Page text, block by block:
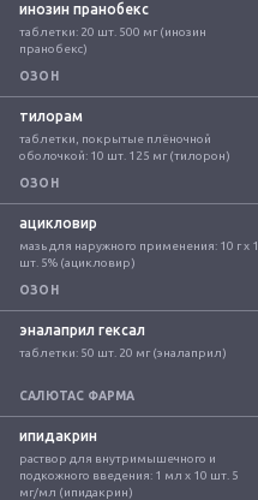
инозин пранобекс
таблетки: 20 шт. 500 мг (инозин
пранобекс)
ОЗОН
тилорам
таблетки, покрытые плёночной
оболочкой: 10 шт. 125 мг (тилорон)
ОЗОН
ацикловир
мазь для наружного применения: 10 г x 1
шт. 5% (ацикловир)
ОЗОН
эналаприл гексал
таблетки: 50 шт. 20 мг (эналаприл)
САЛЮТАС ФАРМА
ипидакрин
раствор для внутримышечного и
подкожного введения: 1 мл x 10 шт. 5
мг/мл (ипидакрин)